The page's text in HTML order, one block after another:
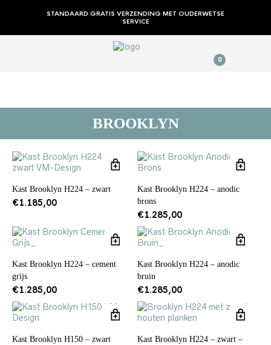
STANDAARD GRATIS VERZENDING MET OUDERWETSE
SERVICE
0
BROOKLYN
Kast Brooklyn H224 – zwart
€1.185,00
Kast Brooklyn H224 – anodic
brons
€1.285,00
Kast Brooklyn H224 – cement
grijs
€1.285,00
Kast Brooklyn H224 – anodic
bruin
€1.285,00
Kast Brooklyn H150 – zwart
Kast Brooklyn H224 – zwart –